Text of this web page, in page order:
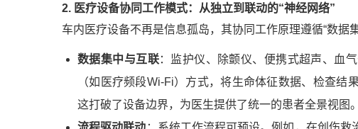
2. 医疗设备协同工作模式：从独立到联动的“神经网络”
车内医疗设备不再是信息孤岛，其协同工作原理遵循“数据
数据集中与互联：监护仪、除颤仪、便携式超声、血
（如医疗频段Wi-Fi）方式，将生命体征数据、检查结
这打破了设备边界，为医生提供了统一的患者全景视图。